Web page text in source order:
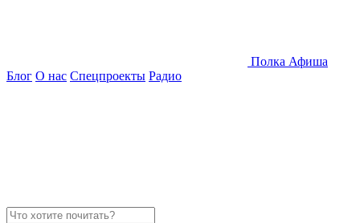
Полка Афиша
Блог О нас Спецпроекты Радио